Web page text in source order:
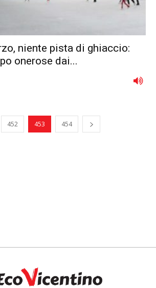
niente pista di ghiaccio:
onerose dai...
452 453 454